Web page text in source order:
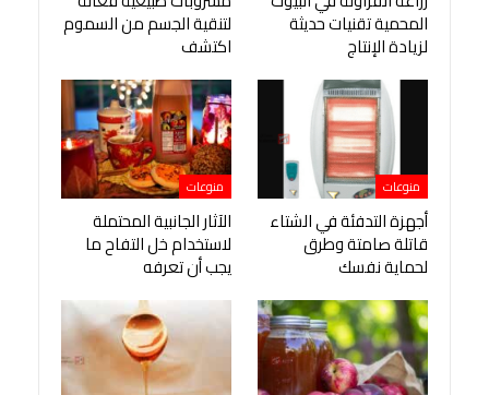
المحمية تقنيات حديثة
لزيادة الإنتاج
لتنقية الجسم من السموم
اكتشف
منوعات
أجهزة التدفئة في الشتاء
قاتلة صامتة وطرق
لحماية نفسك
منوعات
الآثار الجانبية المحتملة
لاستخدام خل التفاح ما
يجب أن تعرفه